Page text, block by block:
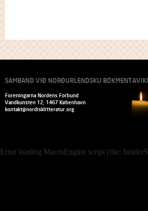
SAMBAND VIÐ NORÐURLENDSKU
Foreningarna Nordens Forbund
Vandkunsten 12, 1467 København
kontakt@nordisklitteratur.org
Error loading MacroEngine script (file: